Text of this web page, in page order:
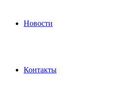
Новости
Контакты